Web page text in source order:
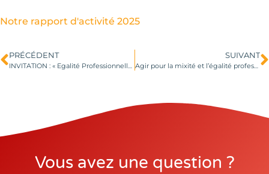
Notre rapport d'activité 2025
PRÉCÉDENT
INVITATION : « Egalité Professionnelle en Entreprise, contrainte ou opportunité ? » les 19 (LILLE) et 20 (ARRAS) juin 2017
SUIVANT
Agir pour la mixité et l’égalité professionnelle en Hauts-de-France
Vous avez une question ?